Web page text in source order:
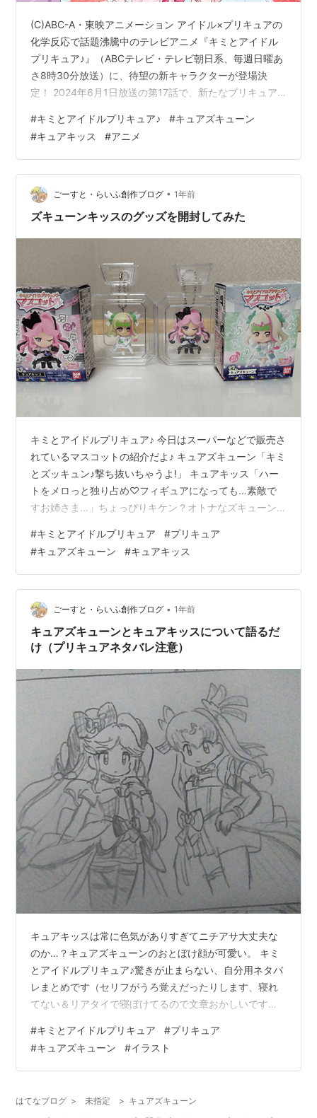
(C)ABC-A・東映アニメーション アイドル×プリキュアの
化学反応で話題沸騰中のテレビアニメ『キミとアイドル
プリキュア♪』（ABCテレビ・テレビ朝日系、毎週日曜あ
さ8時30分放送）に、待望の新キャラクターが登場決
定！ 2024年6月1日放送の第17話で、新たなプリキュア
場します！ ■ 新たな風を巻き起こす、謎の2人組プリキ
ュアとは？ これまでピンチに追い込まれてきたアイドル
プリキュアたち。その窮地を救うかのように現れるのが
―― “かっこかわいい”ビジュアルで話題必至の、キュア
ズキューンとキュアキッス！ 今はまだその正体も謎に包
まれていますが…
#キミとアイドルプリキュア♪ #キュアズキューン
#キュアキッス #アニメ
ごーすと・らいふ創作ブログ • 1年前
ズキューンキッスのグッズを開封してみた
キミとアイドルプリキュア♪ 今日はスーパーなどで販売さ
れているマスコットの紹介だよ♪ キュアズキューン「キミ
とズッキュン♪撃ち抜いちゃうよ!」 キュアキッス「ハー
トをメロっと独り占め♡フィギュアになっても…素敵で
すお姉さま…」ちょっぴりキケン？オトナなズキューン
人よりも早くグッズが売り切れてる場合が多い（泣） 自
分はタイミング良くスーパーのお菓子売り場でマスコッ
トを購入することが出来ました。ズキューンキッスはち
ょっと百合要素強めの追加戦士のプリキュア…甘く危険
な香りがしそうです…。 香水ディスプレイは今更ながら
一時期流行っていたのを真似してみ…
#キミとアイドルプリキュア #プリキュア
#キュアズキューン #キュアキッス
ごーすと・らいふ創作ブログ • 1年前
キュアズキューンとキュアキッスについて語るだ
け（プリキュアネタバレ注意）
キュアキッスは常に色気がありすぎてニチアサ大丈夫な
のか…？キュアズキューンのおとぼけ顔が可愛い。 キミ
とアイドルプリキュア♪驚きが止まらない、自分用ネタバ
レまとめです（セリフがうろ覚えだったりします、寝れ
てない＆リアタイで寝ぼけてるので文章おかしいです。
アに変身？ プリルン大好きメロロンの登場は衝撃的だっ
た、しかしプリルンは主人公である咲良うたちゃん（キ
ュアアイドル）のことが大好き。これは叶わぬ恋？17話
たちが敵に苦戦してしまう。メロロンは生まれた時から
#キミとアイドルプリキュア #プリキュア
#キュアズキューン #イラスト
はてなブログ > 未指定 > キュアズキューン